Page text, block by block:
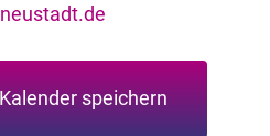
speichern